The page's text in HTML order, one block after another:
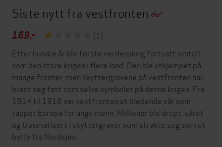
Siste nytt fra vestfronten
169,-
(1)
Etter hundre år blir første verdenskrig fortsatt omtalt
som den store krigen i flere land. Den ble utkjempet på
mange fronter, men skyttergravene på vestfronten har
brent seg fast som selve symbolet på denne krigen. Fra
1914 til 1918 var vestfronten et blødende sår som
tappet Europa for unge menn. Millioner ble drept, såret
og traumatisert i skyttergraver som strakte seg som et
belte fra Nordsjøe…